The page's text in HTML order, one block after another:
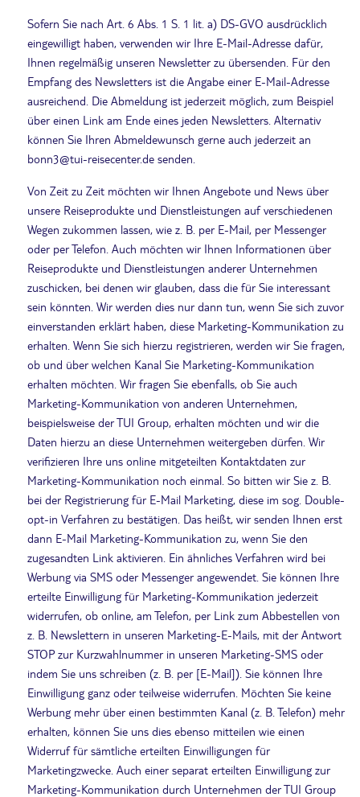
Sofern Sie nach Art. 6 Abs. 1 S. 1 lit. a) DS-GVO ausdrücklich
eingewilligt haben, verwenden wir Ihre E-Mail-Adresse dafür,
Ihnen regelmäßig unseren Newsletter zu übersenden. Für den
Empfang des Newsletters ist die Angabe einer E-Mail-Adresse
ausreichend. Die Abmeldung ist jederzeit möglich, zum Beispiel
über einen Link am Ende eines jeden Newsletters. Alternativ
können Sie Ihren Abmeldewunsch gerne auch jederzeit an
bonn3@tui-reisecenter.de senden.
Von Zeit zu Zeit möchten wir Ihnen Angebote und News über
unsere Reiseprodukte und Dienstleistungen auf verschiedenen
Wegen zukommen lassen, wie z. B. per E-Mail, per Messenger
oder per Telefon. Auch möchten wir Ihnen Informationen über
Reiseprodukte und Dienstleistungen anderer Unternehmen
zuschicken, bei denen wir glauben, dass die für Sie interessant
sein könnten. Wir werden dies nur dann tun, wenn Sie sich zuvor
einverstanden erklärt haben, diese Marketing-Kommunikation zu
erhalten. Wenn Sie sich hierzu registrieren, werden wir Sie fragen,
ob und über welchen Kanal Sie Marketing-Kommunikation
erhalten möchten. Wir fragen Sie ebenfalls, ob Sie auch
Marketing-Kommunikation von anderen Unternehmen,
beispielsweise der TUI Group, erhalten möchten und wir die
Daten hierzu an diese Unternehmen weitergeben dürfen. Wir
verifizieren Ihre uns online mitgeteilten Kontaktdaten zur
Marketing-Kommunikation noch einmal. So bitten wir Sie z. B.
bei der Registrierung für E-Mail Marketing, diese im sog. Double-
opt-in Verfahren zu bestätigen. Das heißt, wir senden Ihnen erst
dann E-Mail Marketing-Kommunikation zu, wenn Sie den
zugesandten Link aktivieren. Ein ähnliches Verfahren wird bei
Werbung via SMS oder Messenger angewendet. Sie können Ihre
erteilte Einwilligung für Marketing-Kommunikation jederzeit
widerrufen, ob online, am Telefon, per Link zum Abbestellen von
z. B. Newslettern in unseren Marketing-E-Mails, mit der Antwort
STOP zur Kurzwahlnummer in unseren Marketing-SMS oder
indem Sie uns schreiben (z. B. per [E-Mail]). Sie können Ihre
Einwilligung ganz oder teilweise widerrufen. Möchten Sie keine
Werbung mehr über einen bestimmten Kanal (z. B. Telefon) mehr
erhalten, können Sie uns dies ebenso mitteilen wie einen
Widerruf für sämtliche erteilten Einwilligungen für
Marketingzwecke. Auch einer separat erteilten Einwilligung zur
Marketing-Kommunikation durch Unternehmen der TUI Group